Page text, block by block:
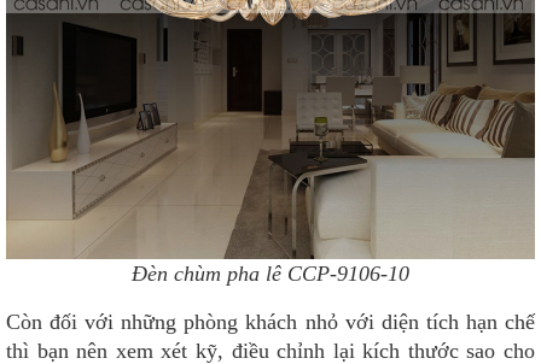
Đèn chùm pha lê CCP-9106-10
Còn đối với những phòng khách nhỏ với diện tích hạn chế
thì bạn nên xem xét kỹ, điều chỉnh lại kích thước sao cho